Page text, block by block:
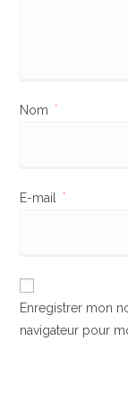
Nom *
E-mail *
Enregistrer mon
navigateur pour